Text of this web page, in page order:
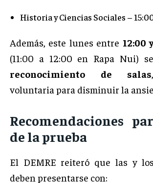
Historia y Ciencias Sociales –
Además, este lunes entre 12:00
(11:00 a 12:00 en Rapa Nui)
reconocimiento de salas
voluntaria para disminuir la
Recomendaciones
de la prueba
El DEMRE reiteró que las y
deben presentarse con: